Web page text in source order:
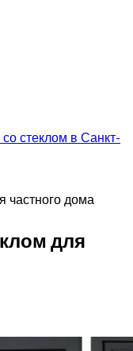
стеклом в Санкт-
частного дома
для